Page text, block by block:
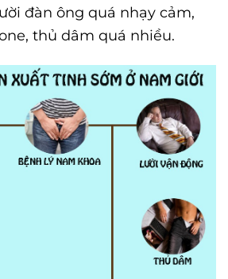
đàn ông quá nhạy cảm,
thủ dâm quá nhiều.